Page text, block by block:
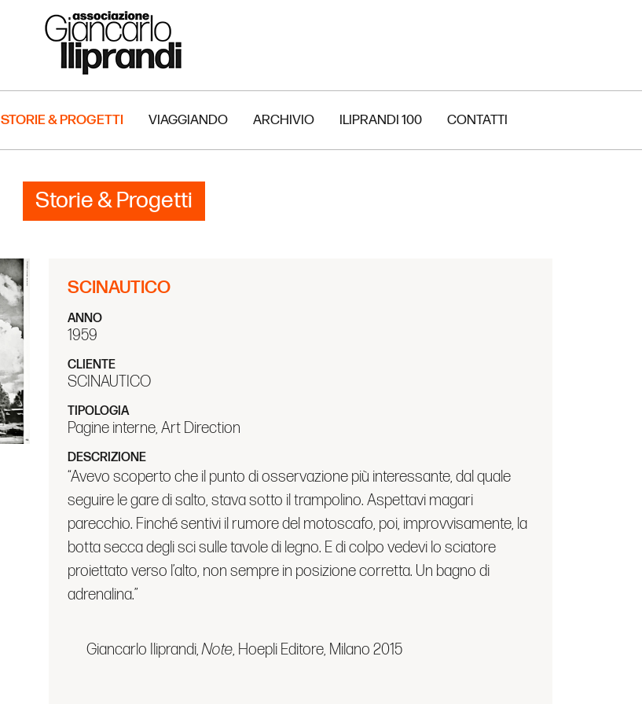
STORIE & PROGETTI VIAGGIANDO ARCHIVIO ILIPRANDI 100 CONTATTI
Storie & Progetti
SCINAUTICO
ANNO
1959
CLIENTE
SCINAUTICO
TIPOLOGIA
Pagine interne, Art Direction
DESCRIZIONE
“Avevo scoperto che il punto di osservazione più interessante, dal quale
seguire le gare di salto, stava sotto il trampolino. Aspettavi magari
parecchio. Finché sentivi il rumore del motoscafo, poi, improvvisamente, la
botta secca degli sci sulle tavole di legno. E di colpo vedevi lo sciatore
proiettato verso l’alto, non sempre in posizione corretta. Un bagno di
adrenalina.”
Giancarlo Iliprandi,Note, Hoepli Editore, Milano 2015